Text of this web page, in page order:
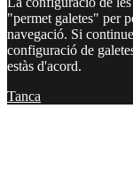
"permet galetes" per
navegació. Si
configuració de
estàs d'acord.
Tanca